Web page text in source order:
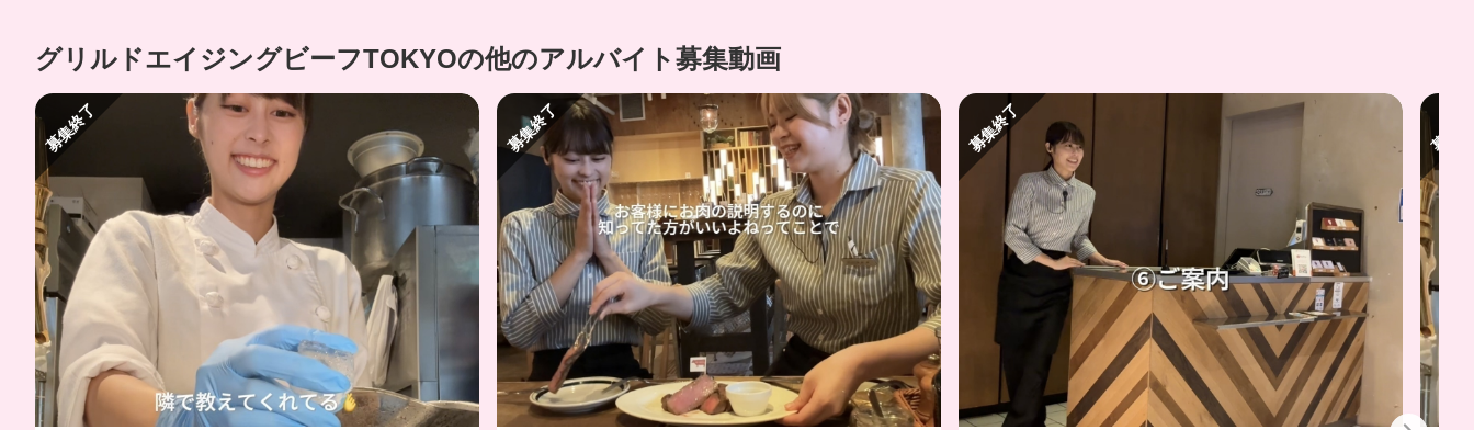
グリルドエイジングビーフTOKYOの他のアルバイト募集動画
募集終了 募集終了 募集終了 募集